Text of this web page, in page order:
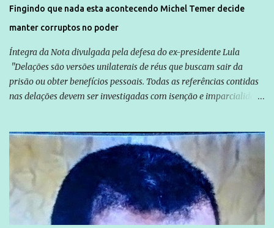
Fingindo que nada esta acontecendo Michel Temer decide
manter corruptos no poder
Íntegra da Nota divulgada pela defesa do ex-presidente Lula
"Delações são versões unilaterais de réus que buscam sair da
prisão ou obter benefícios pessoais. Todas as referências contidas
nas delações devem ser investigadas com isenção e imparcialidade
Globo manteve com o Grupo Odebrecht, citada na delação de
Emílio Odebrecht. Lula sempre atuou para promover o Brasil no
exterior, e não para promover determinadas empresas ou
empresários" Assina a nota o advogado Cristiano Zanin Martins